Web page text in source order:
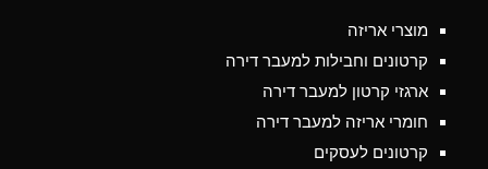
מוצרי אריזה
קרטונים וחבילות למעבר דירה
ארגזי קרטון למעבר דירה
חומרי אריזה למעבר דירה
קרטונים לעסקים